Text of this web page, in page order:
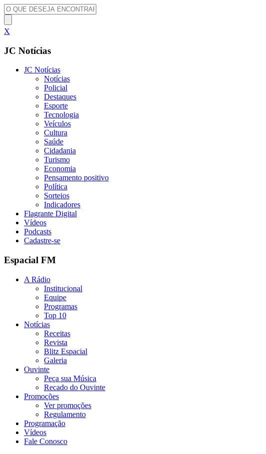
X
JC Notícias
JC Notícias
Notícias
Policial
Destaques
Esporte
Tecnologia
Veículos
Cultura
Saúde
Cidadania
Turismo
Economia
Pensamento positivo
Política
Sorteios
Indicadores
Flagrante Digital
Vídeos
Podcasts
Cadastre-se
Espacial FM
A Rádio
Institucional
Equipe
Programas
Top 10
Notícias
Receitas
Revista
Blitz Espacial
Galeria
Ouvinte
Peça sua Música
Recado do Ouvinte
Promoções
Ver promoções
Regulamento
Programação
Vídeos
Fale Conosco